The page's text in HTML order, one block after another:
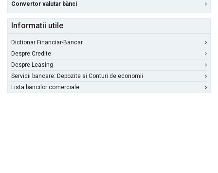
Convertor valutar bănci
Informatii utile
Dictionar Financiar-Bancar
Despre Credite
Despre Leasing
Servicii bancare: Depozite si Conturi de economii
Lista bancilor comerciale